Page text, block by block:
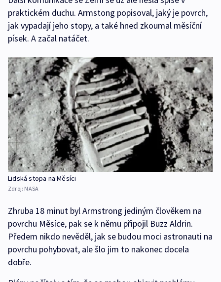
praktickém duchu. Armstong popisoval, jaký je povrch,
jak vypadají jeho stopy, a také hned zkoumal měsíční
písek. A začal natáčet.
Lidská stopa na Měsíci
Zdroj: NASA
Zhruba 18 minut byl Armstrong jediným člověkem na
povrchu Měsíce, pak se k němu připojil Buzz Aldrin.
Předem nikdo nevěděl, jak se budou moci astronauti na
povrchu pohybovat, ale šlo jim to nakonec docela
dobře.